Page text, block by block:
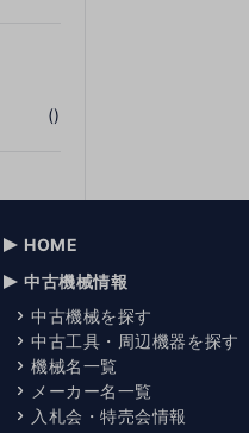
()
HOME
中古機械情報
中古機械を探す
中古工具・周辺機器を探す
機械名一覧
メーカー名一覧
入札会・特売会情報